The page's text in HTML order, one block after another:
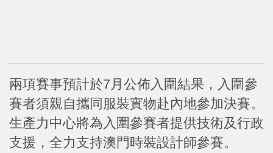
兩項賽事預計於7月公佈入圍結果，入圍參
賽者須親自攜同服裝實物赴內地參加決賽。
生產力中心將為入圍參賽者提供技術及行政
支援，全力支持澳門時裝設計師參賽。